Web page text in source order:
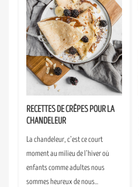
RECETTES DE CRÊPES POUR LA
CHANDELEUR
La chandeleur, c’est ce court
moment au milieu de l’hiver où
enfants comme adultes nous
sommes heureux de nous...